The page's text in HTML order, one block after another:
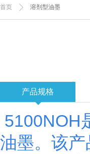
首页 溶剂型油墨
产品规格
5100NOH
油墨。该